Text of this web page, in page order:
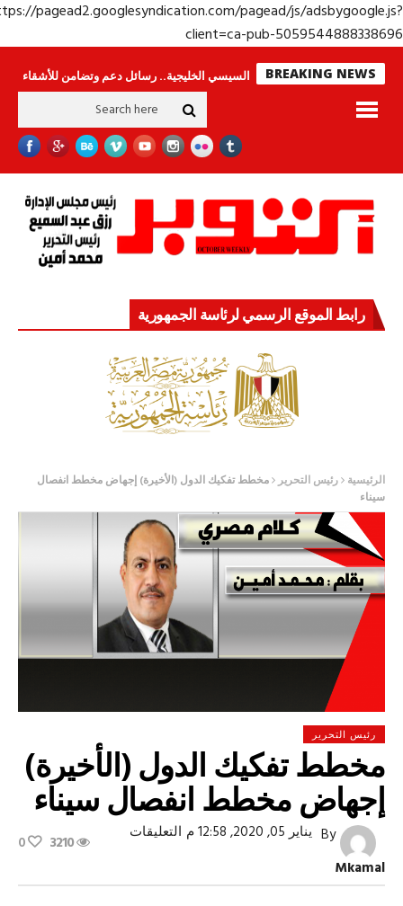
https://pagead2.googlesyndication.com/pagead/js/
client=ca-pub-
BREAKING NEWS
جولة الرئيس السيسي الخليجية.. رسائل دعم وتضامن للأشقاء جهاز مستقبل
رابط الموقع الرسمي لرئاسة الجمهورية
الرئيسية رئيس التحرير مخطط تفكيك الدول (الأخيرة) إجهاض مخطط انفصال
سيناء
رئيس التحرير
مخطط تفكيك الدول (الأخيرة)
إجهاض مخطط انفصال سيناء
By
Mkamal
يناير 05, 2020, 12:58 م التعليقاتعلى
(الأخيرة)
3210
0